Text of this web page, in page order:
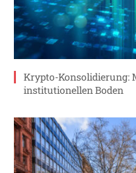
Krypto-Konsolidierung:
institutionellen Boden